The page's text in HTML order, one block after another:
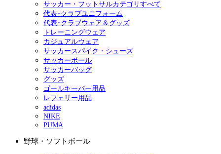
サッカー・フットサルカテゴリすべて
代表･クラブユニフォーム
代表･クラブウェア＆グッズ
トレーニングウェア
カジュアルウェア
サッカースパイク・シューズ
サッカーボール
サッカーバッグ
グッズ
ゴールキーパー用品
レフェリー用品
adidas
NIKE
PUMA
野球・ソフトボール